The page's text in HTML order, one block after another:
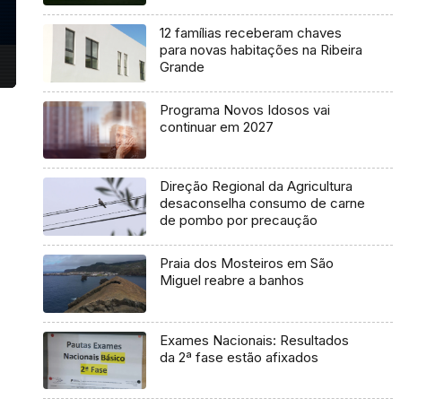
12 famílias receberam chaves
para novas habitações na Ribeira
Grande
Programa Novos Idosos vai
continuar em 2027
Direção Regional da Agricultura
desaconselha consumo de carne
de pombo por precaução
Praia dos Mosteiros em São
Miguel reabre a banhos
Exames Nacionais: Resultados
da 2ª fase estão afixados